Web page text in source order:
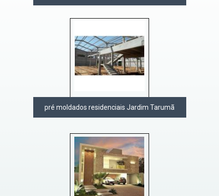
pré moldados residenciais Jardim Tarumã